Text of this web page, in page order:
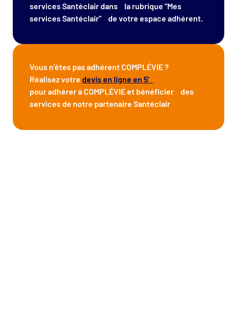
services Santéclair dans la rubrique “Mes
services Santéclair” de votre espace adhérent.
Vous n’êtes pas adhérent COMPLÉVIE ?
Réalisez votredevis en ligne en 5′
pour adhérer à COMPLÉVIE et bénéficier des
services de notre partenaire Santéclair